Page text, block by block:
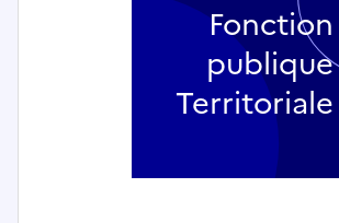
Fonction
publique
Territoriale